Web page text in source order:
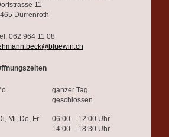
11
Dürrenroth
062 964 11 08
ganzer Tag
geschlossen
Mi, Do, Fr
06:00 – 12:00 Uhr
14:00 – 18:30 Uhr